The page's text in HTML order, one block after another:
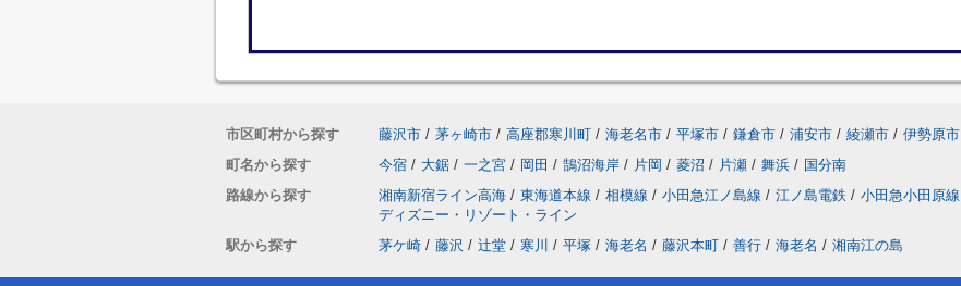
市区町村から探す 藤沢市 / 茅ヶ崎市 / 高座郡寒川町 / 海老名市 / 平塚市 / 鎌倉市 / 浦安市 / 綾瀬市 / 伊勢原市
町名から探す
今宿 / 大鋸 / 一之宮 / 岡田 / 鵠沼海岸 / 片岡 / 菱沼 / 片瀬 / 舞浜 / 国分南
路線から探す
湘南新宿ライン高海 / 東海道本線 / 相模線 / 小田急江ノ島線 / 江ノ島電鉄 / 小田急小田原線
ディズニー・リゾート・ライン
駅から探す
茅ケ崎 / 藤沢 / 辻堂 / 寒川 / 平塚 / 海老名 / 藤沢本町 / 善行 / 海老名 / 湘南江の島